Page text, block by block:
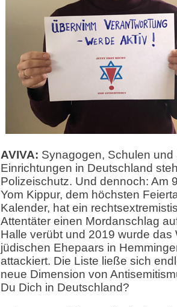
AVIVA: Synagogen, Schulen
Einrichtungen in Deutschland
Polizeischutz. Und dennoch: Am
Yom Kippur, dem höchsten
Kalender, hat ein
Attentäter einen Mordanschlag
Halle verübt und 2019 wurde das
jüdischen Ehepaars in
attackiert. Die Liste ließe sich
neue Dimension von
Du Dich in Deutschland?